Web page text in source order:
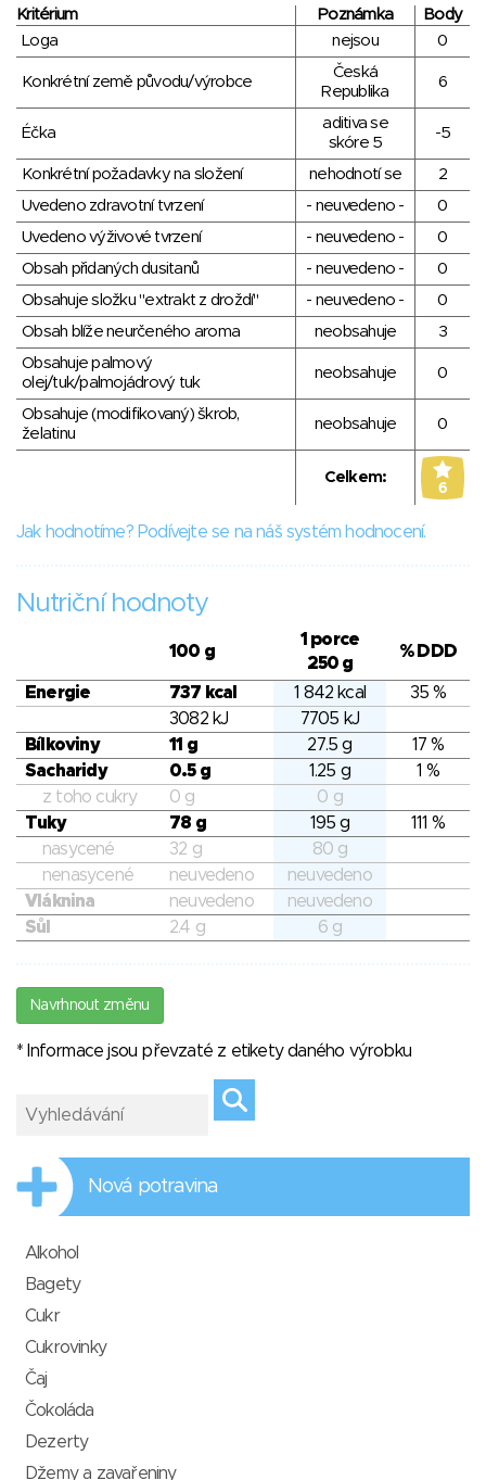
Kritérium Poznámka
Body
Loga
nejsou 0
Konkrétní země původu/výrobce
Česká
Republika
6
Éčka
aditiva se
skóre 5
-5
Konkrétní požadavky na složení nehodnotí se
2
Uvedeno zdravotní tvrzení
- neuvedeno -
0
Uvedeno výživové tvrzení
- neuvedeno -
0
Obsah přidaných dusitanů
- neuvedeno -
0
Obsahuje složku "extrakt z droždí"
- neuvedeno -
0
Obsah blíže neurčeného aroma
neobsahuje
3
Obsahuje palmový
olej/tuk/palmojádrový tuk
neobsahuje 0
Obsahuje (modifikovaný) škrob,
želatinu
neobsahuje 0
Celkem:
6
Jak hodnotíme? Podívejte se na náš systém hodnocení.
Nutriční hodnoty
100 g
1 porce
250 g
% DDD
Energie 737 kcal 1 842 kcal
35 %
3082 kJ
7705 kJ
Bílkoviny
11 g 27.5 g
17 %
Sacharidy
0.5 g 1.25 g
1 %
z toho cukry
0 g
0 g
Tuky
78 g 195 g
111 %
nasycené
32 g
80 g
nenasycené
neuvedeno
neuvedeno
Vláknina
neuvedeno
neuvedeno
Sůl
2.4 g 6 g
Navrhnout změnu
* Informace jsou převzaté z etikety daného výrobku
Nová potravina
Alkohol
Bagety
Cukr
Cukrovinky
Čaj
Čokoláda
Dezerty
Džemy a zavařeniny